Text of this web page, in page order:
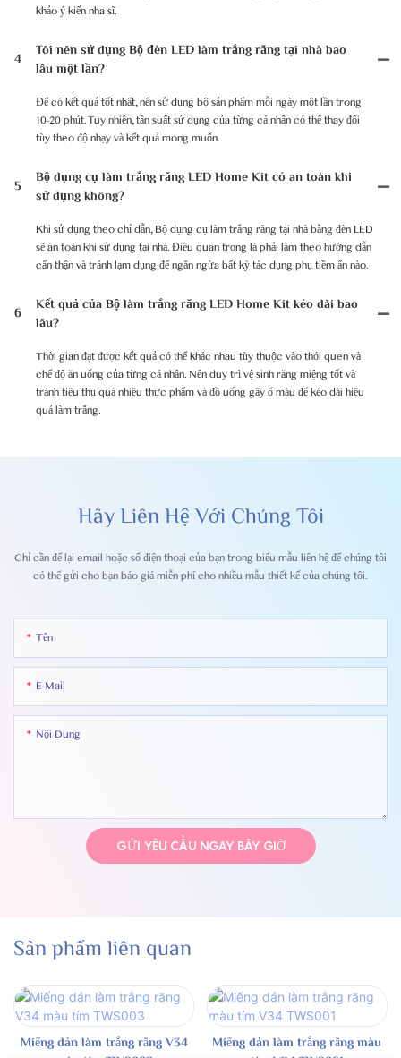
khảo ý kiến ​​​​nha sĩ.
4
Tôi nên sử dụng Bộ đèn LED làm trắng răng tại nhà bao
lâu một lần?
Để có kết quả tốt nhất, nên sử dụng bộ sản phẩm mỗi ngày một lần trong
10-20 phút. Tuy nhiên, tần suất sử dụng của từng cá nhân có thể thay đổi
tùy theo độ nhạy và kết quả mong muốn.
5
Bộ dụng cụ làm trắng răng LED Home Kit có an toàn khi
sử dụng không?
Khi sử dụng theo chỉ dẫn, Bộ dụng cụ làm trắng răng tại nhà bằng đèn LED
sẽ an toàn khi sử dụng tại nhà. Điều quan trọng là phải làm theo hướng dẫn
cẩn thận và tránh lạm dụng để ngăn ngừa bất kỳ tác dụng phụ tiềm ẩn nào.
6
Kết quả của Bộ làm trắng răng LED Home Kit kéo dài bao
lâu?
Thời gian đạt được kết quả có thể khác nhau tùy thuộc vào thói quen và
chế độ ăn uống của từng cá nhân. Nên duy trì vệ sinh răng miệng tốt và
tránh tiêu thụ quá nhiều thực phẩm và đồ uống gây ố màu để kéo dài hiệu
quả làm trắng.
Hãy Liên Hệ Với Chúng Tôi
Chỉ cần để lại email hoặc số điện thoại của bạn trong biểu mẫu liên hệ để chúng tôi
có thể gửi cho bạn báo giá miễn phí cho nhiều mẫu thiết kế của chúng tôi.
Tên
E-Mail
Nội Dung
GỬI YÊU CẦU NGAY BÂY GIỜ
Sản phẩm liên quan
Miếng dán làm trắng răng V34
Miếng dán làm trắng răng màu